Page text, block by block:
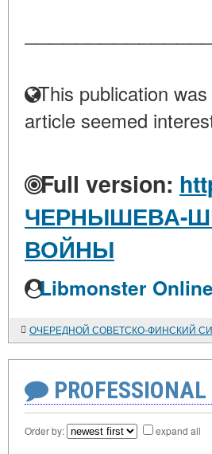
This publication
article seemed
Full version:
ЧЕРНЫШЕВА-
ВОЙНЫ
Libmonster Online
Order by: expand all